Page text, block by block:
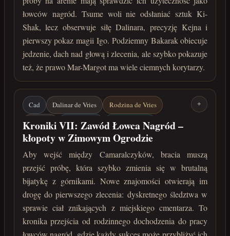
łowców nagród. Tsume woli nie odsłaniać sztuk Ki-
Shak, lecz obserwuje siłę Dalinara, precyzję Kejna i
pierwszy pokaz magii Igo. Podziemny Bakarak obiecuje
jedzenie, dach nad głową i zlecenia, ale szybko pokazuje
też, że prawo Mar-Margot ma wiele ciemnych korytarzy.
Cad Dalinar de Vries
Rodzina de Vries
Camaral
Mar-Margot
Camaralczycy
Zimowy Ogród
Łowcy nagród
Cmentarze Mar-Margot
kwiecień 222 roku po Zaćmieniu
+
Kroniki VII: Zawód Łowca Nagród –
kłopoty w Zimowym Ogrodzie
Aby wejść między Camaralczyków, bracia muszą
przejść próbę, która szybko zmienia się w brutalną
bijatykę z górnikami. Nowe znajomości otwierają im
drogę do pierwszego zlecenia: dyskretnego śledztwa w
sprawie ciał znikających z miejskiego cmentarza. To
kronika przejścia od rodzinnego dochodzenia do pracy